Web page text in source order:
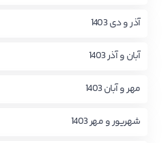
آذر و دی 1403
آبان و آذر 1403
مهر و آبان 1403
شهریور و مهر 1403